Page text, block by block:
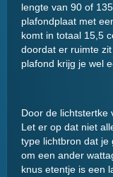
lengte van 90 of
plafondplaat met
komt in totaal 15,5
doordat er ruimte
plafond krijg je wel
Door de lichtstertke
Let er op dat niet
type lichtbron dat je
om een ander
knus etentje is een